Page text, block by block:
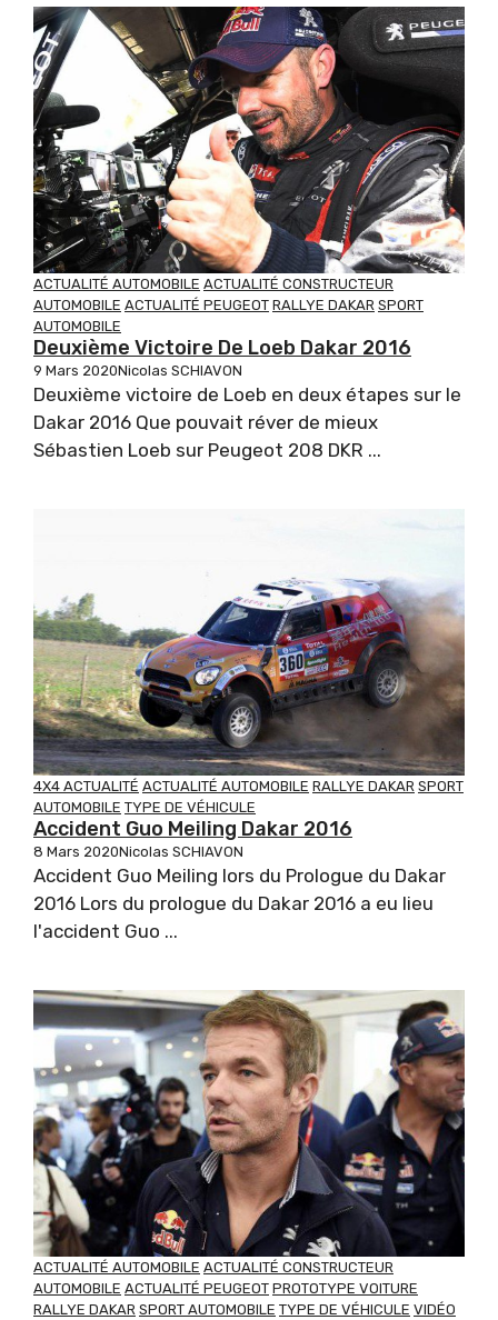
ACTUALITÉ AUTOMOBILE ACTUALITÉ CONSTRUCTEUR
AUTOMOBILE ACTUALITÉ PEUGEOT RALLYE DAKAR SPORT
AUTOMOBILE
Deuxième Victoire De Loeb Dakar 2016
9 Mars 2020Nicolas SCHIAVON
Deuxième victoire de Loeb en deux étapes sur le
Dakar 2016 Que pouvait réver de mieux
Sébastien Loeb sur Peugeot 208 DKR ...
4X4 ACTUALITÉ ACTUALITÉ AUTOMOBILE RALLYE DAKAR SPORT
AUTOMOBILE TYPE DE VÉHICULE
Accident Guo Meiling Dakar 2016
8 Mars 2020Nicolas SCHIAVON
Accident Guo Meiling lors du Prologue du Dakar
2016 Lors du prologue du Dakar 2016 a eu lieu
l'accident Guo ...
ACTUALITÉ AUTOMOBILE ACTUALITÉ CONSTRUCTEUR
AUTOMOBILE ACTUALITÉ PEUGEOT PROTOTYPE VOITURE
RALLYE DAKAR SPORT AUTOMOBILE TYPE DE VÉHICULE VIDÉO